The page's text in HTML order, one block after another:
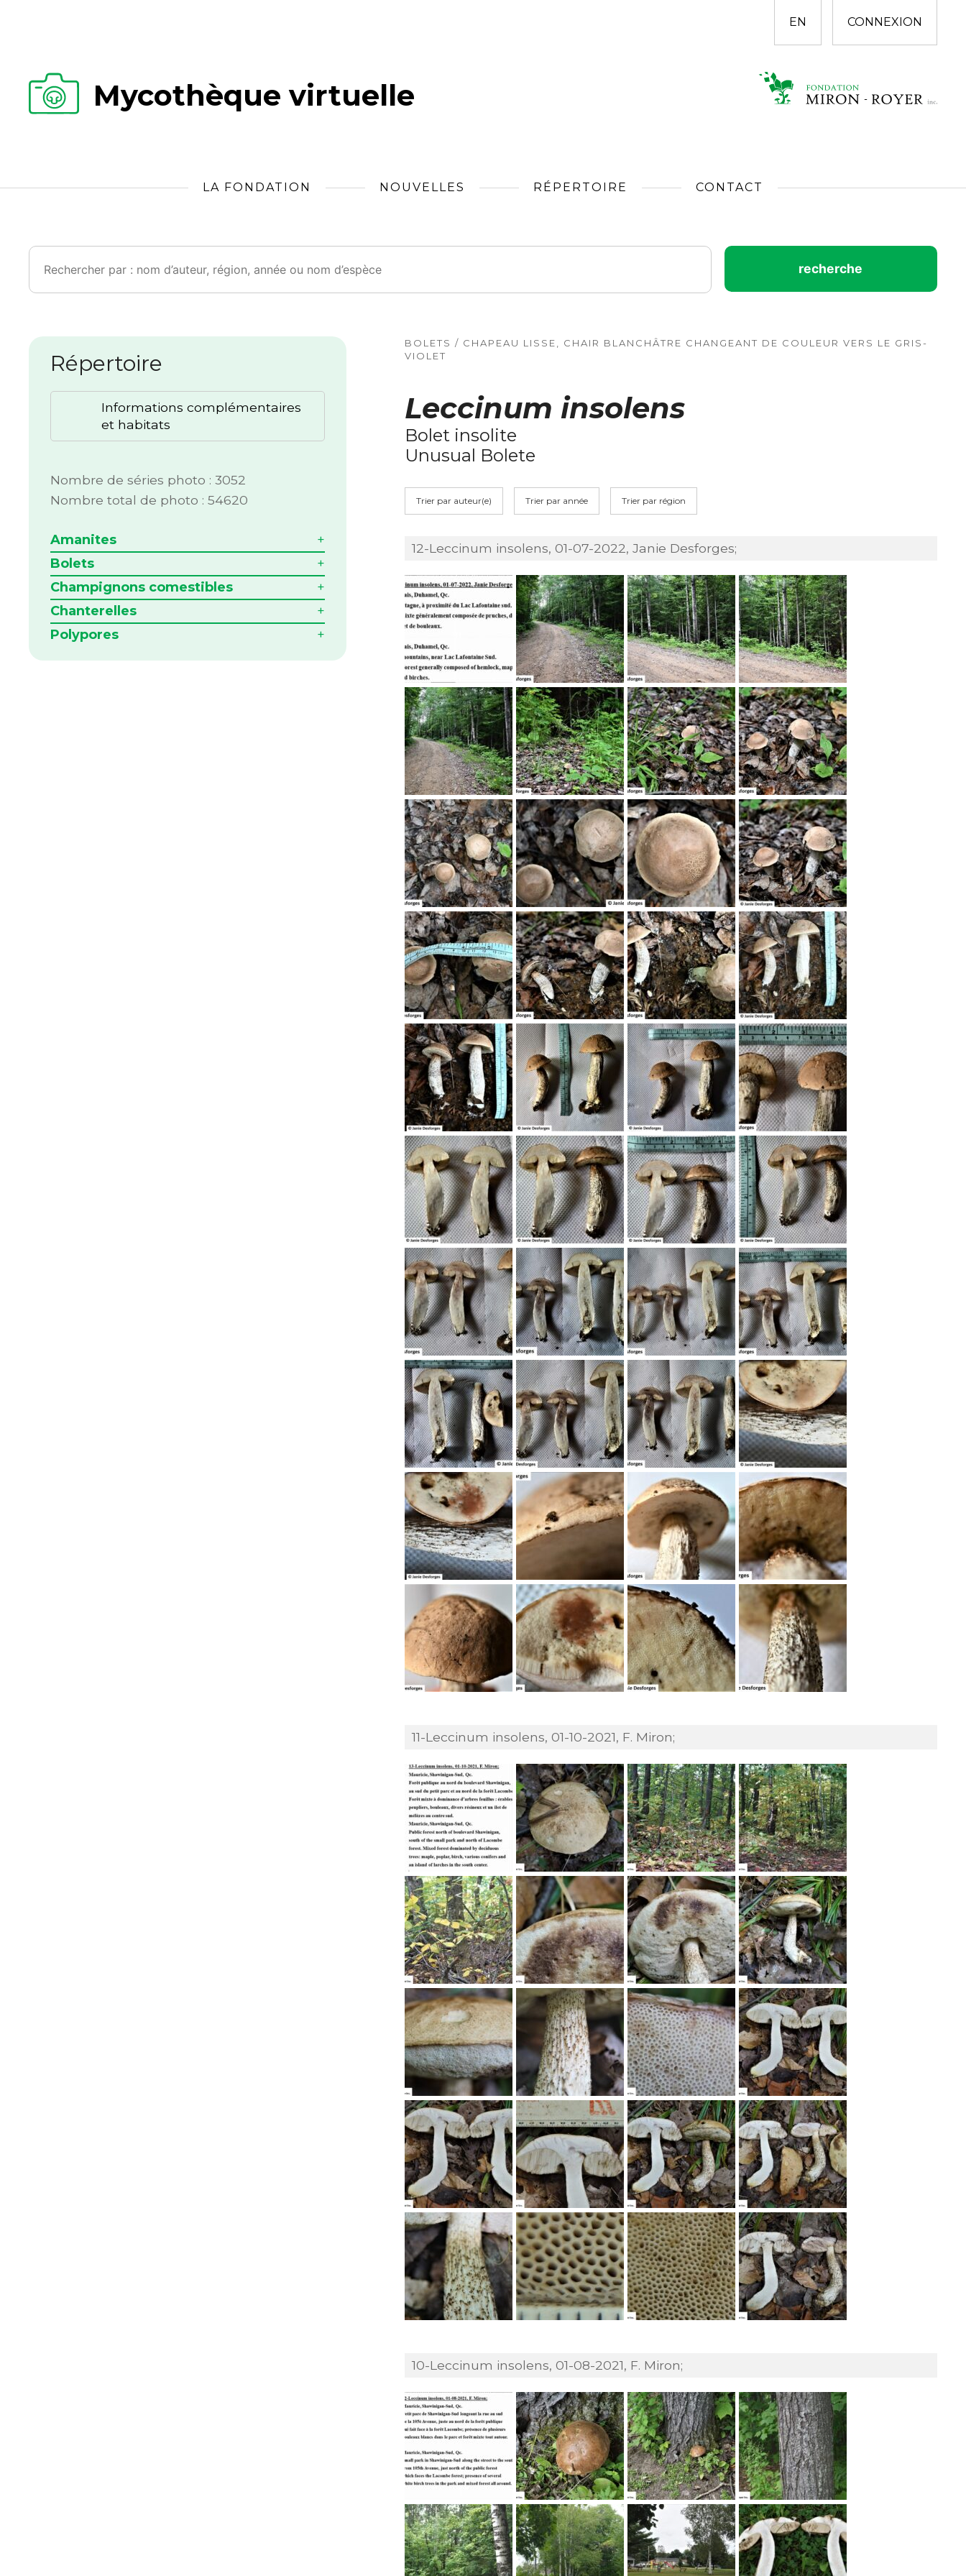
EN CONNEXION
Mycothèque virtuelle
LA FONDATION NOUVELLES RÉPERTOIRE CONTACT
Rechercher :
Répertoire
Informations complémentaires
et habitats
Nombre de séries photo : 3052
Nombre total de photo : 54620
Amanites
Bolets
Champignons comestibles
Chanterelles
Polypores
BOLETS / CHAPEAU LISSE, CHAIR BLANCHÂTRE CHANGEANT DE COULEUR VERS LE GRIS-
VIOLET
Leccinum insolens
Bolet insolite
Unusual Bolete
Trier par auteur(e) Trier par année Trier par région
12-Leccinum insolens, 01-07-2022, Janie Desforges;
11-Leccinum insolens, 01-10-2021, F. Miron;
10-Leccinum insolens, 01-08-2021, F. Miron;